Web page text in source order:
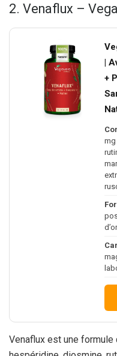
2. Venaflux –
|
+
mg
Venaflux est une